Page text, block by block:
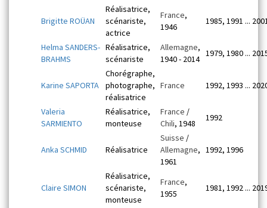
Brigitte ROÜAN
Réalisatrice,
scénariste,
actrice
France,
1946
1985, 1991 ...
Helma SANDERS-
BRAHMS
Réalisatrice,
scénariste
Allemagne,
1940 - 2014
1979, 1980 ...
Karine SAPORTA
Chorégraphe,
photographe,
réalisatrice
France 1992, 1993 ...
Valeria
SARMIENTO
Réalisatrice,
monteuse
France /
Chili, 1948
1992
Anka SCHMID Réalisatrice
Suisse /
Allemagne,
1961
1992, 1996
Claire SIMON
Réalisatrice,
scénariste,
monteuse
France,
1955
1981, 1992 ...